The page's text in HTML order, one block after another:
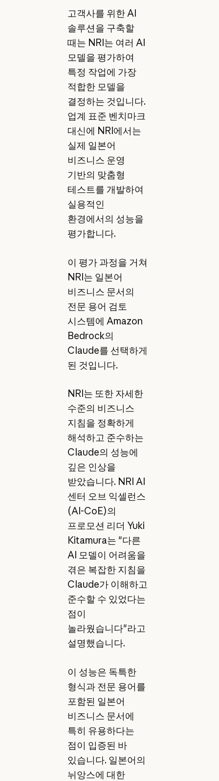
고객사를 위한 AI
솔루션을 구축할
때는 NRI는 여러 AI
모델을 평가하여
특정 작업에 가장
적합한 모델을
결정하는 것입니다.
업계 표준 벤치마크
대신에 NRI에서는
실제 일본어
비즈니스 운영
기반의 맞춤형
테스트를 개발하여
실용적인
환경에서의 성능을
평가합니다.
이 평가 과정을 거쳐
NRI는 일본어
비즈니스 문서의
전문 용어 검토
시스템에 Amazon
Bedrock의
Claude를 선택하게
된 것입니다.
NRI는 또한 자세한
수준의 비즈니스
지침을 정확하게
해석하고 준수하는
Claude의 성능에
깊은 인상을
받았습니다. NRI AI
센터 오브 익셀런스
(AI-CoE)의
프로모션 리더 Yuki
Kitamura는 "다른
AI 모델이 어려움을
겪은 복잡한 지침을
Claude가 이해하고
준수할 수 있었다는
점이
놀라웠습니다"라고
설명했습니다.
이 성능은 독특한
형식과 전문 용어를
포함된 일본어
비즈니스 문서에
특히 유용하다는
점이 입증된 바
있습니다. 일본어의
뉘앙스에 대한